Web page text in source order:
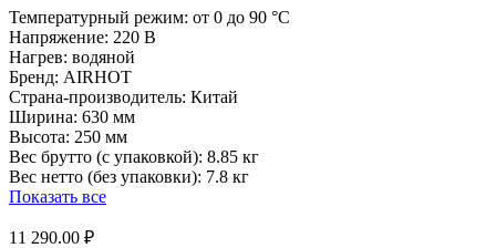
Температурный режим: от 0 до 90 °C
Напряжение: 220 В
Нагрев: водяной
Бренд: AIRHOT
Страна-производитель: Китай
Ширина: 630 мм
Высота: 250 мм
Вес брутто (с упаковкой): 8.85 кг
Вес нетто (без упаковки): 7.8 кг
Показать все
11 290.00 ₽